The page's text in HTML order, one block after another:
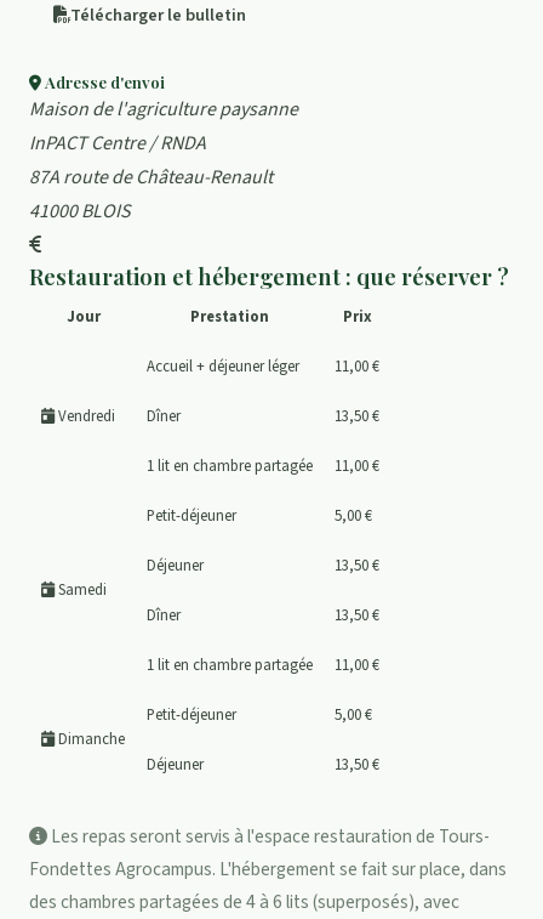
Télécharger le bulletin
Adresse d'envoi
Maison de l'agriculture paysanne
InPACT Centre / RNDA
87A route de Château-Renault
41000 BLOIS
Restauration et hébergement : que réserver ?
Jour Prestation Prix
Vendredi
Accueil + déjeuner léger 11,00 €
Dîner 13,50 €
1 lit en chambre partagée 11,00 €
Samedi
Petit-déjeuner 5,00 €
Déjeuner 13,50 €
Dîner 13,50 €
1 lit en chambre partagée 11,00 €
Dimanche
Petit-déjeuner 5,00 €
Déjeuner 13,50 €
Les repas seront servis à l'espace restauration de Tours-
Fondettes Agrocampus. L'hébergement se fait sur place, dans
des chambres partagées de 4 à 6 lits (superposés), avec